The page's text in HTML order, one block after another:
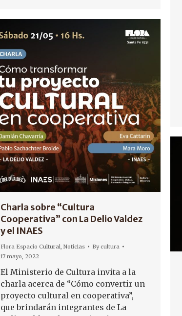
Charla sobre “Cultura
Cooperativa” con La Delio Valdez
y el INAES
Flora Espacio Cultural, Noticias Bycultura
17 mayo, 2022
El Ministerio de Cultura invita a la
charla acerca de “Cómo convertir un
proyecto cultural en cooperativa”,
que brindarán integrantes de La